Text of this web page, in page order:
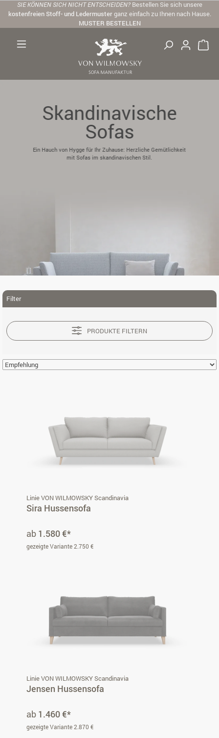
Zum Hauptinhalt springen
SIE KÖNNEN SICH NICHT ENTSCHEIDEN? Bestellen Sie sich unsere
kostenfreien Stoff- und Ledermusterganz einfach zu Ihnen nach Hause.
MUSTER BESTELLEN
Skandinavische
Sofas
Ein Hauch von Hygge für Ihr Zuhause: Herzliche Gemütlichkeit
mit Sofas im skandinavischen Stil.
Filter
PRODUKTE FILTERN
Linie VON WILMOWSKY Scandinavia
Sira Hussensofa
ab 1.580 €*
gezeigte Variante 2.750 €
Linie VON WILMOWSKY Scandinavia
Jensen Hussensofa
ab 1.460 €*
gezeigte Variante 2.870 €